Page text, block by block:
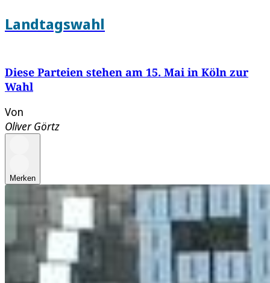
Landtagswahl
Diese Parteien stehen am 15. Mai in Köln zur
Wahl
Von
Oliver Görtz
Merken